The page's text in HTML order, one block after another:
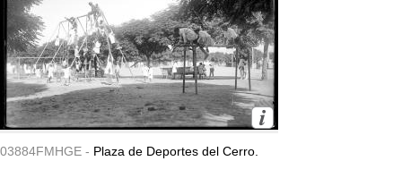
03884FMHGE - Plaza de Deportes del Cerro.